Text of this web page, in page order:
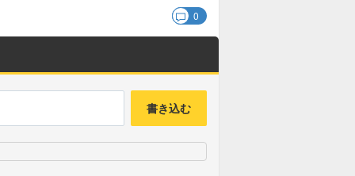
0
書き込む